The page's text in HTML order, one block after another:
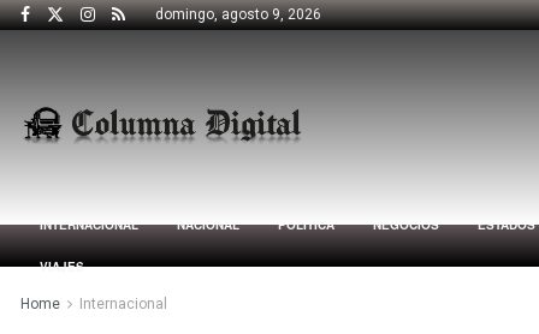
domingo, agosto 9, 2026
INTERNACIONAL NACIONAL POLÍTICA NEGOCIOS ESTADOS
VIAJES
Home Internacional